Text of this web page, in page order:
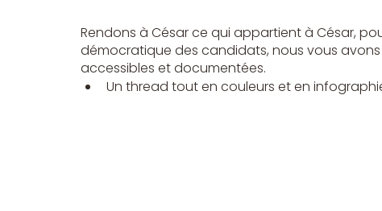
Rendons à César ce qui appartient à César,
démocratique des candidats, nous vous
accessibles et documentées.
Un thread tout en couleurs et en